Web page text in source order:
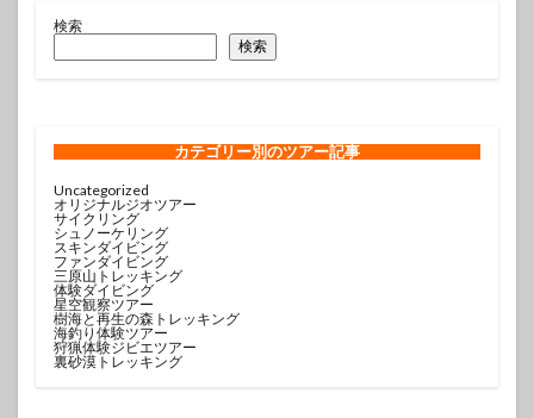
検索
検索
カテゴリー別のツアー記事
Uncategorized
オリジナルジオツアー
サイクリング
シュノーケリング
スキンダイビング
ファンダイビング
三原山トレッキング
体験ダイビング
星空観察ツアー
樹海と再生の森トレッキング
海釣り体験ツアー
狩猟体験ジビエツアー
裏砂漠トレッキング